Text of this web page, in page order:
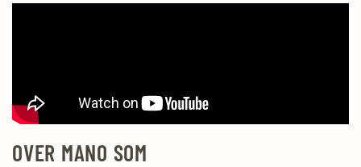
OVER MANO SOM